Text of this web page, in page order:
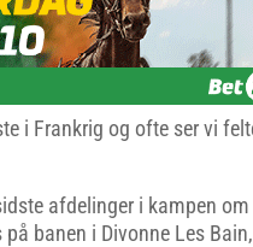
i Frankrig og ofte ser vi
afdelinger i kampen om
banen i Divonne Les